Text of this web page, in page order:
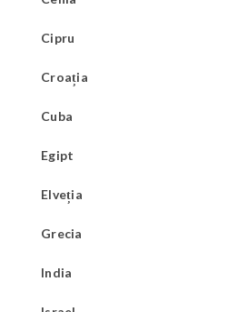
Cipru
Croația
Cuba
Egipt
Elveția
Grecia
India